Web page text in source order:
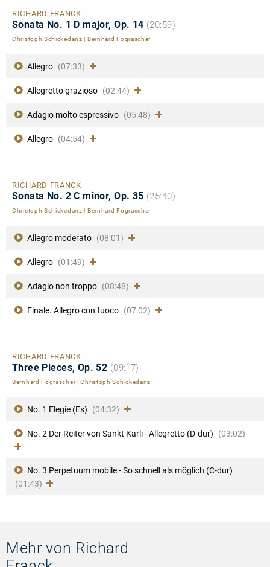
RICHARD FRANCK
Sonata No. 1 D major, Op. 14 (20:59)
Christoph Schickedanz | Bernhard Fograscher
Allegro (07:33)
Allegretto grazioso (02:44)
Adagio molto espressivo (05:48)
Allegro (04:54)
RICHARD FRANCK
Sonata No. 2 C minor, Op. 35 (25:40)
Christoph Schickedanz | Bernhard Fograscher
Allegro moderato (08:01)
Allegro (01:49)
Adagio non troppo (08:48)
Finale. Allegro con fuoco (07:02)
RICHARD FRANCK
Three Pieces, Op. 52 (09:17)
Bernhard Fograscher|Christoph Schickedanz
No. 1 Elegie (Es) (04:32)
No. 2 Der Reiter von Sankt Karli - Allegretto (D-dur) (03:02)
No. 3 Perpetuum mobile - So schnell als möglich (C-dur)
(01:43)
Mehr von Richard